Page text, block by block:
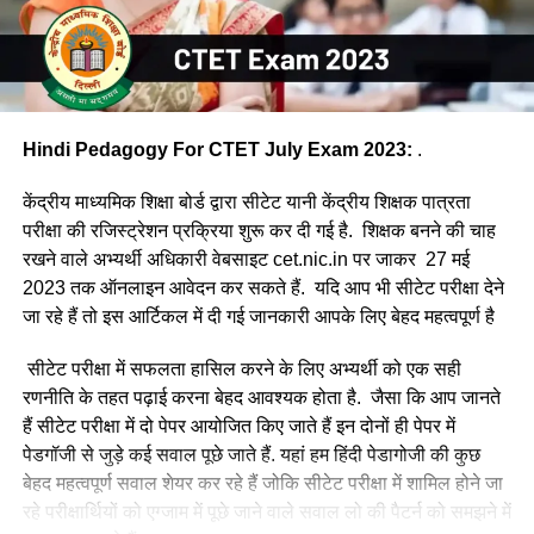
Hindi Pedagogy For CTET July Exam 2023: .
केंद्रीय माध्यमिक शिक्षा बोर्ड द्वारा सीटेट यानी केंद्रीय शिक्षक पात्रता
परीक्षा की रजिस्ट्रेशन प्रक्रिया शुरू कर दी गई है. शिक्षक बनने की चाह
रखने वाले अभ्यर्थी अधिकारी वेबसाइट cet.nic.in पर जाकर 27 मई
2023 तक ऑनलाइन आवेदन कर सकते हैं. यदि आप भी सीटेट परीक्षा देने
जा रहे हैं तो इस आर्टिकल में दी गई जानकारी आपके लिए बेहद महत्वपूर्ण है
सीटेट परीक्षा में सफलता हासिल करने के लिए अभ्यर्थी को एक सही
रणनीति के तहत पढ़ाई करना बेहद आवश्यक होता है. जैसा कि आप जानते
हैं सीटेट परीक्षा में दो पेपर आयोजित किए जाते हैं इन दोनों ही पेपर में
पेडगॉजी से जुड़े कई सवाल पूछे जाते हैं. यहां हम हिंदी पेडागोजी की कुछ
बेहद महत्वपूर्ण सवाल शेयर कर रहे हैं जोकि सीटेट परीक्षा में शामिल होने जा
रहे परीक्षार्थियों को एग्जाम में पूछे जाने वाले सवाल लो की पैटर्न को समझने में